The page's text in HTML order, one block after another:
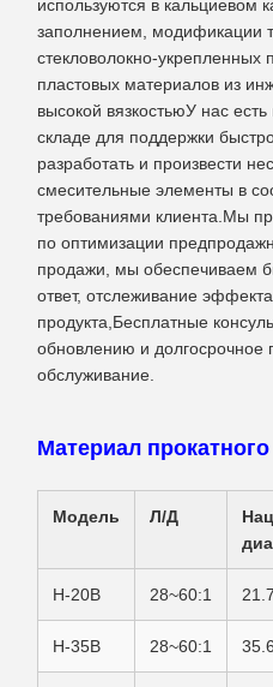
используются в кальциевом
заполнением, модификации
стекловолокно-укрепленных
пластовых материалов из
высокой вязкостьюУ нас
складе для поддержки
разработать и произвести
смесительные элементы в
требованиями клиента.Мы
по оптимизации
продажи, мы обеспечиваем
ответ, отслеживание
продукта,Бесплатные
обновлению и долгосрочное
обслуживание.
Материал
Модель Л/Д
H-20B 28~60:1
H-35B 28~60:1